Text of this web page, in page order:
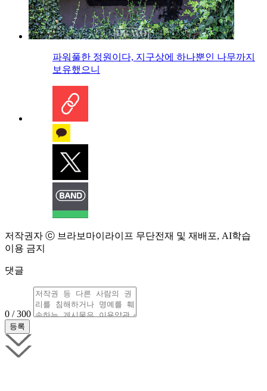
파워풀한 정원이다, 지구상에 하나뿐인 나무까지
보유했으니
저작권자 ⓒ 브라보마이라이프 무단전재 및 재배포, AI학습
이용 금지
댓글
0 / 300